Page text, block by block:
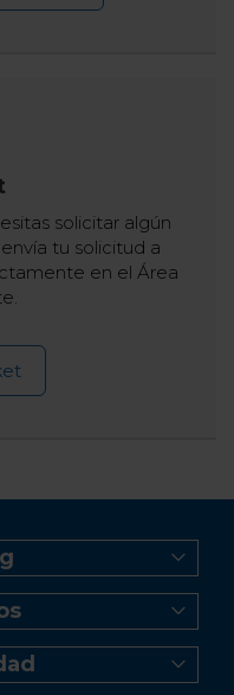
solicitar algún
tu solicitud a
en el Área
dominio